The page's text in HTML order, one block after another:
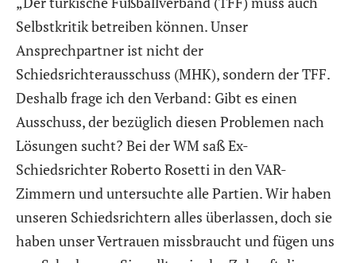
Selbstkritik betreiben können. Unser
Ansprechpartner ist nicht der
Schiedsrichterausschuss (MHK), sondern der TFF.
Deshalb frage ich den Verband: Gibt es einen
Ausschuss, der bezüglich diesen Problemen nach
Lösungen sucht? Bei der WM saß Ex-
Schiedsrichter Roberto Rosetti in den VAR-
Zimmern und untersuchte alle Partien. Wir haben
unseren Schiedsrichtern alles überlassen, doch sie
haben unser Vertrauen missbraucht und fügen uns